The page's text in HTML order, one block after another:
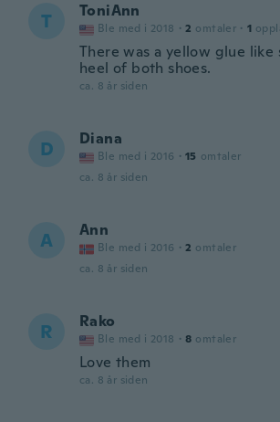
T ToniAnn
Ble med i 2018 · 2 omtaler · 1
There was a yellow glue like
heel of both shoes.
ca. 8 år siden
D Diana
Ble med i 2016 · 15 omtaler
ca. 8 år siden
A Ann
Ble med i 2016 · 2 omtaler
ca. 8 år siden
R Rako
Ble med i 2018 · 8 omtaler
Love them
ca. 8 år siden